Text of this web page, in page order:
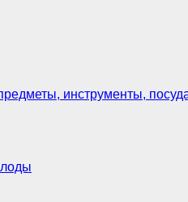
инструменты,